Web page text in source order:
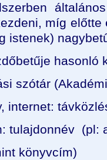
míg
istenek)
hasonló
szótár
internet:
tulajdonnév (pl:
könyvcím)